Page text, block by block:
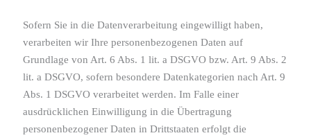
Sofern Sie in die Datenverarbeitung eingewilligt haben,
verarbeiten wir Ihre personenbezogenen Daten auf
Grundlage von Art. 6 Abs. 1 lit. a DSGVO bzw. Art. 9 Abs. 2
lit. a DSGVO, sofern besondere Datenkategorien nach Art. 9
Abs. 1 DSGVO verarbeitet werden. Im Falle einer
ausdrücklichen Einwilligung in die Übertragung
personenbezogener Daten in Drittstaaten erfolgt die